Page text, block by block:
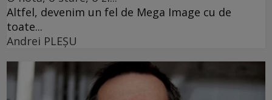
Altfel, devenim un fel de Mega Image cu de
toate...
Andrei PLEŞU